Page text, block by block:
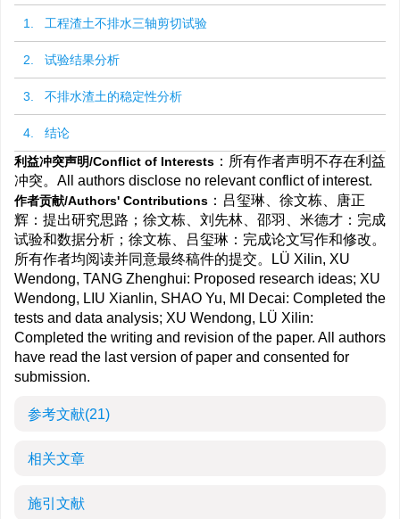
1. 工程渣土不排水三轴剪切试验
2. 试验结果分析
3. 不排水渣土的稳定性分析
4. 结论
利益冲突声明/Conflict of Interests ：所有作者声明不存在利益
冲突。All authors disclose no relevant conflict of interest.
作者贡献/Authors' Contributions ：吕玺琳、徐文栋、唐正
辉：提出研究思路；徐文栋、刘先林、邵羽、米德才：完成
试验和数据分析；徐文栋、吕玺琳：完成论文写作和修改。
所有作者均阅读并同意最终稿件的提交。LÜ Xilin, XU
Wendong, TANG Zhenghui: Proposed research ideas; XU
Wendong, LIU Xianlin, SHAO Yu, MI Decai: Completed the
tests and data analysis; XU Wendong, LÜ Xilin:
Completed the writing and revision of the paper. All authors
have read the last version of paper and consented for
submission.
参考文献(21)
相关文章
施引文献